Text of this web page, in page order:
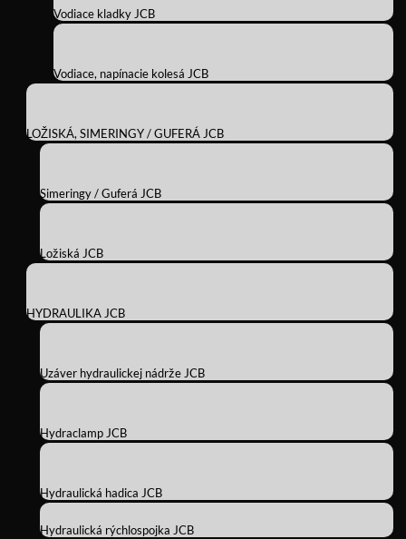
Vodiace kladky JCB
Vodiace, napínacie kolesá JCB
LOŽISKÁ, SIMERINGY / GUFERÁ JCB
Simeringy / Guferá JCB
Ložiská JCB
HYDRAULIKA JCB
Uzáver hydraulickej nádrže JCB
Hydraclamp JCB
Hydraulická hadica JCB
Hydraulická rýchlospojka JCB